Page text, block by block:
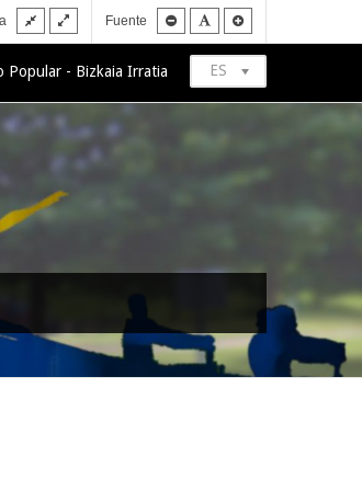
Fixed
layout
Wide
layoutFuente
Smaller
font
Default
font
ES
Popular - Bizkaia Irratia